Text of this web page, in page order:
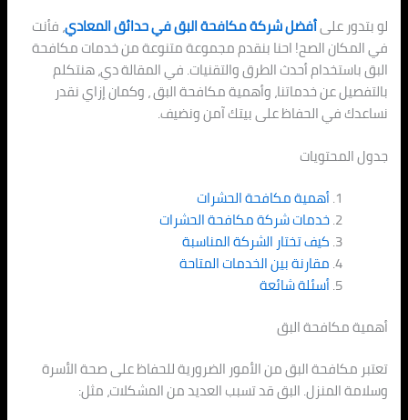
لو بتدور علىأفضل شركة مكافحة البق في حدائق المعادي، فأنت
في المكان الصح! احنا بنقدم مجموعة متنوعة من خدمات مكافحة
البق باستخدام أحدث الطرق والتقنيات. في المقالة دي، هنتكلم
بالتفصيل عن خدماتنا، وأهمية مكافحة البق ، وكمان إزاي نقدر
نساعدك في الحفاظ على بيتك آمن ونضيف.
جدول المحتويات
أهمية مكافحة الحشرات
خدمات شركة مكافحة الحشرات
كيف تختار الشركة المناسبة
مقارنة بين الخدمات المتاحة
أسئلة شائعة
أهمية مكافحة البق
تعتبر مكافحة البق من الأمور الضرورية للحفاظ على صحة الأسرة
وسلامة المنزل. البق قد تسبب العديد من المشكلات، مثل: